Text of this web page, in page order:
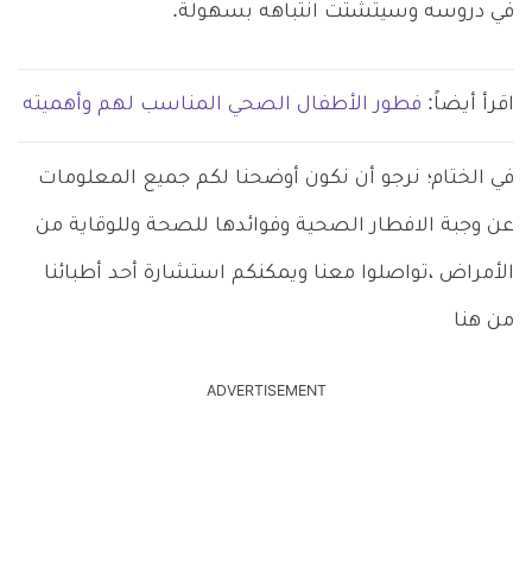
في دروسه وسيتشتت انتباهه بسهولة.
اقرأ أيضاً: فطور الأطفال الصحي المناسب لهم وأهميته
في الختام؛ نرجو أن نكون أوضحنا لكم جميع المعلومات
عن وجبة الافطار الصحية وفوائدها للصحة وللوقاية من
الأمراض ،تواصلوا معنا ويمكنكم استشارة أحد أطبائنا
من هنا
ADVERTISEMENT